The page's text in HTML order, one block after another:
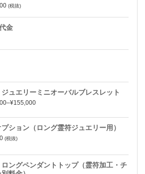
(税抜)
金
ュエリーミニオーバルブレスレット
ション（ロング霊符ジュエリー用）
(税抜)
ングペンダントトップ（霊符加工・チ